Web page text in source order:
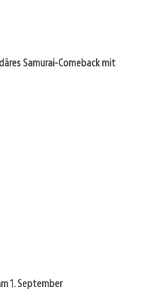
Samurai-Comeback mit
1. September